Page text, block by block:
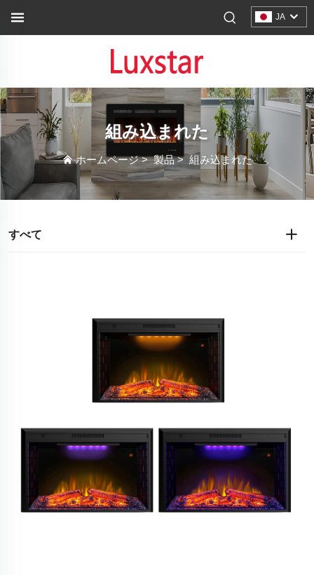
JA
組み込まれた
ホームページ>製品>組み込まれた
すべて